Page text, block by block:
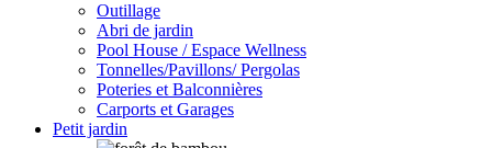
Outillage
Abri de jardin
Pool House / Espace Wellness
Tonnelles/Pavillons/ Pergolas
Poteries et Balconnières
Carports et Garages
Petit jardin